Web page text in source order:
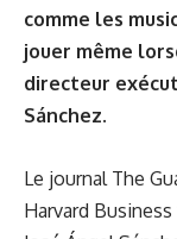
comme les
jouer même
directeur
Sánchez.
Le journal The
Harvard